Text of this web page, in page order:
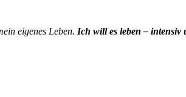
eigenes Leben. Ich will es leben – intensiv